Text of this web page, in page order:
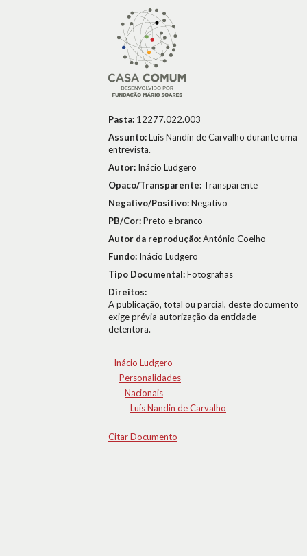
Pasta: 12277.022.003
Assunto:Luis Nandin de Carvalho durante uma
entrevista.
Autor: Inácio Ludgero
Opaco/Transparente: Transparente
Negativo/Positivo:Negativo
PB/Cor:Preto e branco
Autor da reprodução:António Coelho
Fundo: Inácio Ludgero
Tipo Documental:Fotografias
Direitos:
A publicação, total ou parcial, deste documento
exige prévia autorização da entidade
detentora.
Inácio Ludgero
Personalidades
Nacionais
Luís Nandin de Carvalho
Citar Documento